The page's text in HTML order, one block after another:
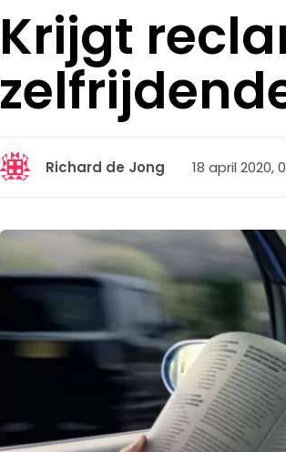
Krijgt
Richard de Jong 18 april 2020,